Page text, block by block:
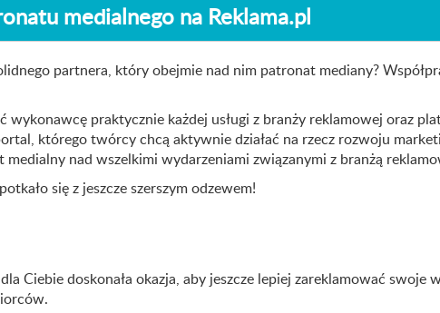
medialnego na Reklama.pl
partnera, który obejmie nad nim patronat mediany?
praktycznie każdej usługi z branży reklamowej oraz
którego twórcy chcą aktywnie działać na rzecz rozwoju
nad wszelkimi wydarzeniami związanymi z branżą
się z jeszcze szerszym odzewem!
Ciebie doskonała okazja, aby jeszcze lepiej zareklamować swoje